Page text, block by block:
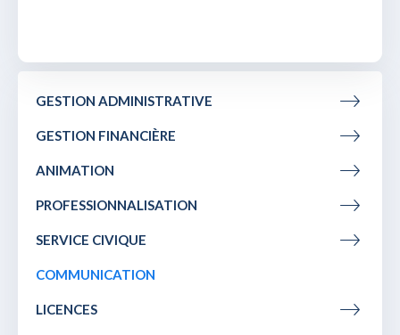
GESTION ADMINISTRATIVE
GESTION FINANCIÈRE
ANIMATION
PROFESSIONNALISATION
SERVICE CIVIQUE
COMMUNICATION
LICENCES